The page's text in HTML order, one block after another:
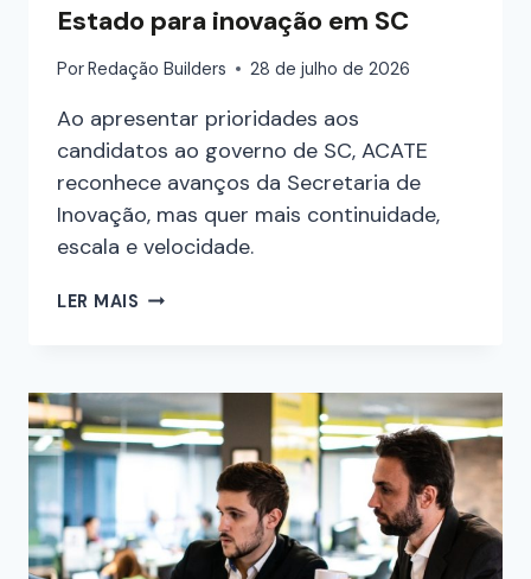
Estado para inovação em SC
PorRedação Builders 28 de julho de 2026
Ao apresentar prioridades aos
candidatos ao governo de SC, ACATE
reconhece avanços da Secretaria de
Inovação, mas quer mais continuidade,
escala e velocidade.
LER MAIS